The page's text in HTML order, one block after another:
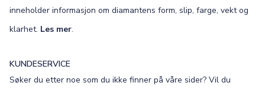
inneholder informasjon om diamantens form, slip, farge, vekt og
klarhet. Les mer.
KUNDESERVICE
Søker du etter noe som du ikke finner på våre sider? Vil du